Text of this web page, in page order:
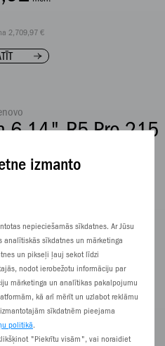
izmanto
nepieciešamās sīkdatnes. Ar Jūsu
sīkdatnes un mārketinga
un pikseļi ļauj sekot līdzi
nodot ierobežotu informāciju par
mārketinga un analītikas pakalpojumu
kā arī mērīt un uzlabot reklāmu
sīkdatnēm pieejama
politikā.
"Piekrītu visām", vai noraidiet
2,709,97 €
6 14" R5 Pro 215